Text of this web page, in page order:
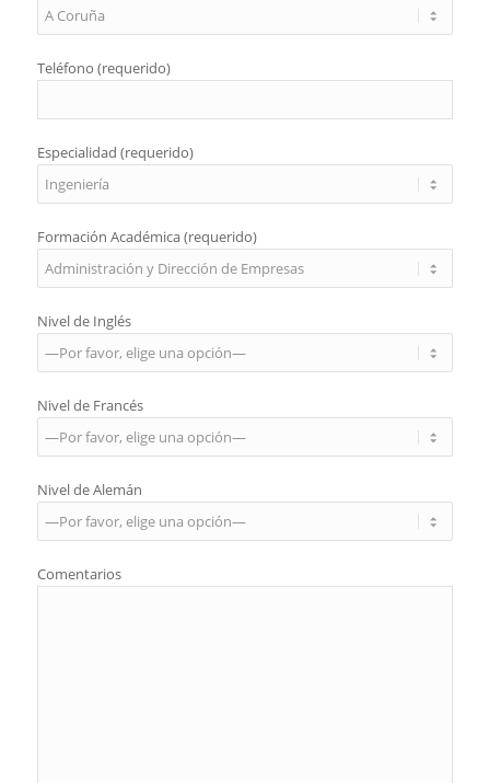
Teléfono (requerido)
Especialidad (requerido)
Formación Académica (requerido)
Nivel de Inglés
Nivel de Francés
Nivel de Alemán
Comentarios